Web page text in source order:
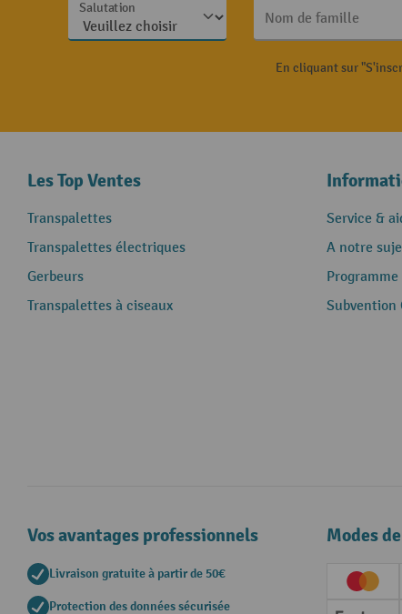
Salutation
Nom de famille
En cliquant sur
Les Top Ventes
Transpalettes
Transpalettes électriques
Gerbeurs
Transpalettes à ciseaux
Service &
A notre
Subvention
Vos avantages professionnels
Livraison gratuite à partir de 50€
Protection des données sécurisée
Modes